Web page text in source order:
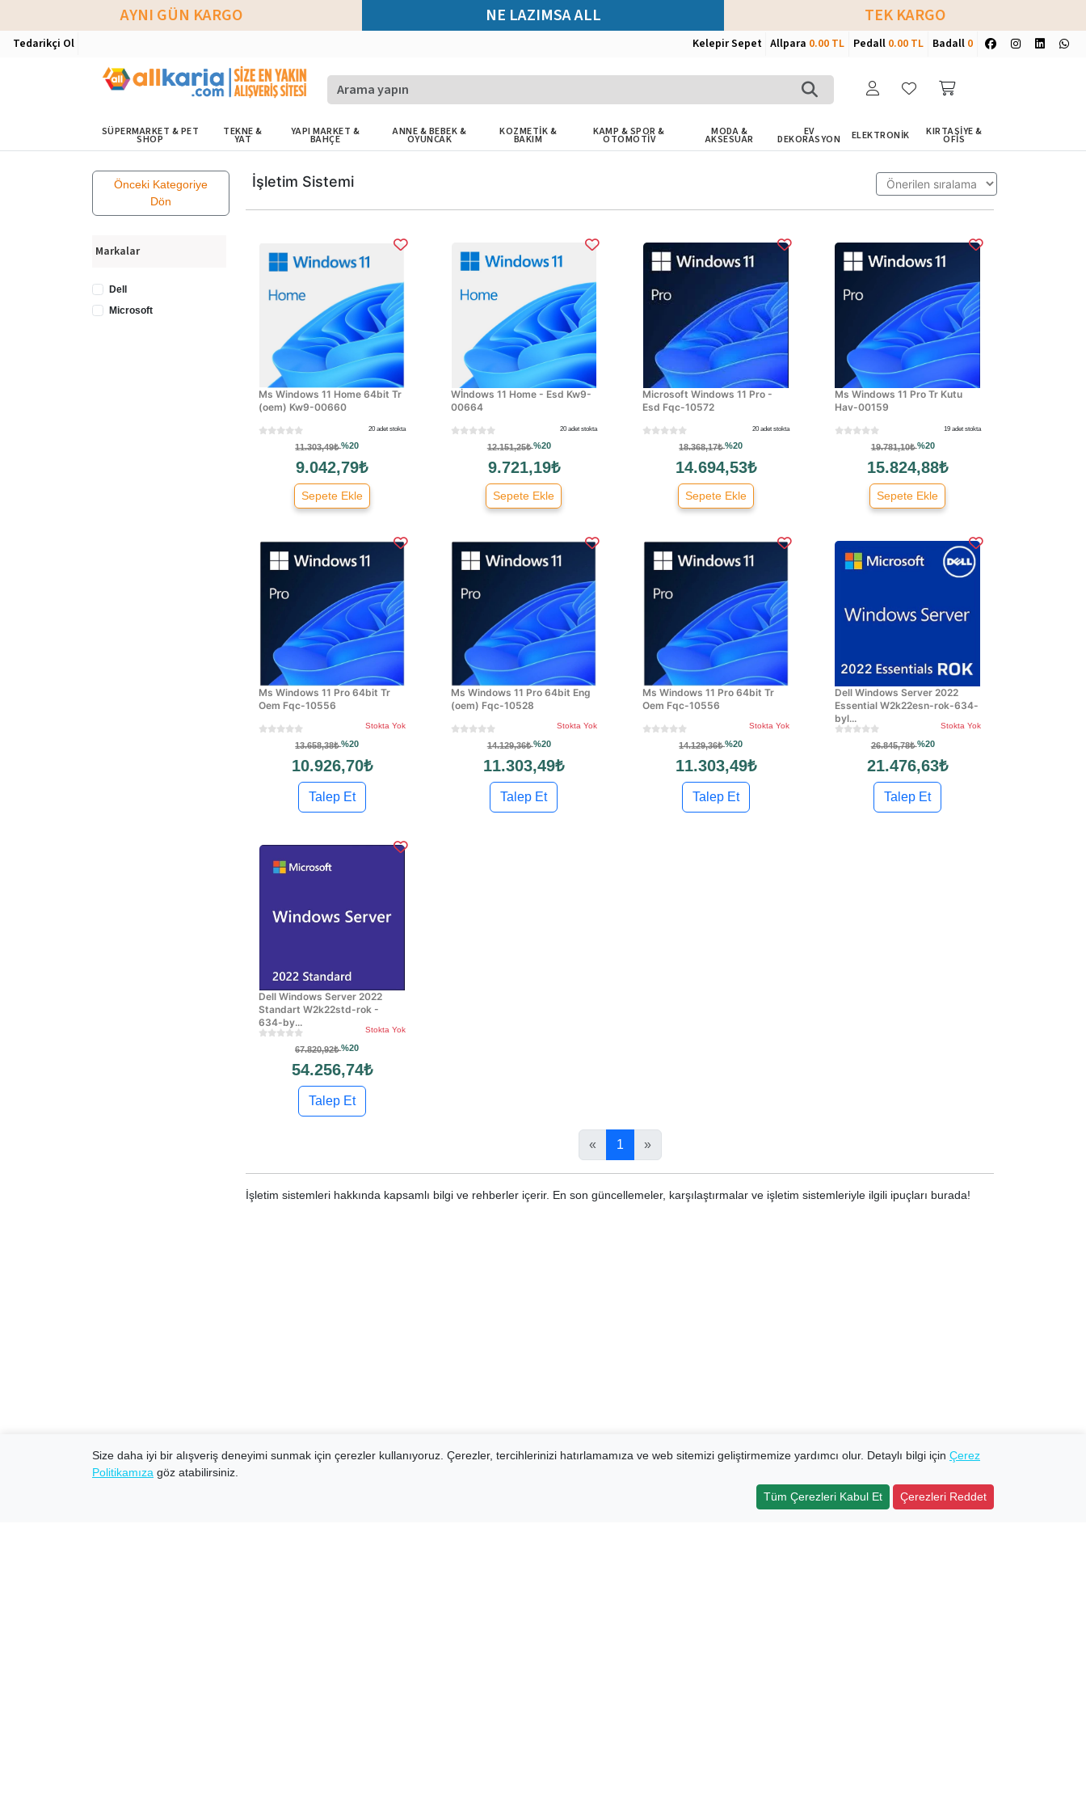
AYNI GÜN KARGO NE LAZIMSA ALL TEK KARGO
Tedarikçi Ol Kelepir Sepet Allpara 0.00 TL Pedall 0.00 TL Badall 0
SÜPERMARKET & PET
SHOP
TEKNE &
YAT
YAPI MARKET &
BAHÇE
ANNE & BEBEK &
OYUNCAK
KOZMETİK &
BAKIM
KAMP & SPOR &
OTOMOTİV
MODA &
AKSESUAR
EV
DEKORASYON ELEKTRONİK KIRTASİYE &
OFİS
Önceki Kategoriye
Dön
Markalar
Dell
Microsoft
İşletim Sistemi
Ms Windows 11 Home 64bit Tr
(oem) Kw9-00660
20 adet stokta
11.303,49₺%20
9.042,79₺
Sepete Ekle
Wİndows 11 Home - Esd Kw9-
00664
20 adet stokta
12.151,25₺%20
9.721,19₺
Sepete Ekle
Microsoft Windows 11 Pro -
Esd Fqc-10572
20 adet stokta
18.368,17₺%20
14.694,53₺
Sepete Ekle
Ms Windows 11 Pro Tr Kutu
Hav-00159
19 adet stokta
19.781,10₺%20
15.824,88₺
Sepete Ekle
Ms Windows 11 Pro 64bit Tr
Oem Fqc-10556
Stokta Yok
13.658,38₺%20
10.926,70₺
Talep Et
Ms Windows 11 Pro 64bit Eng
(oem) Fqc-10528
Stokta Yok
14.129,36₺%20
11.303,49₺
Talep Et
Ms Windows 11 Pro 64bit Tr
Oem Fqc-10556
Stokta Yok
14.129,36₺%20
11.303,49₺
Talep Et
Dell Windows Server 2022
Essential W2k22esn-rok-634-
byl...
Stokta Yok
26.845,78₺%20
21.476,63₺
Talep Et
Dell Windows Server 2022
Standart W2k22std-rok -
634-by...
Stokta Yok
67.820,92₺%20
54.256,74₺
Talep Et
« 1 »
İşletim sistemleri hakkında kapsamlı bilgi ve rehberler içerir. En son güncellemeler, karşılaştırmalar ve işletim sistemleriyle ilgili ipuçları burada!
Size daha iyi bir alışveriş deneyimi sunmak için çerezler kullanıyoruz. Çerezler, tercihlerinizi hatırlamamıza ve web sitemizi geliştirmemize yardımcı olur. Detaylı bilgi için Çerez
Politikamıza göz atabilirsiniz.
Tüm Çerezleri Kabul Et
Çerezleri Reddet